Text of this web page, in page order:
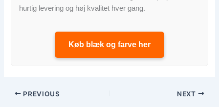
hurtig levering og høj kvalitet hver gang.
Køb blæk og farve her
PREVIOUS NEXT